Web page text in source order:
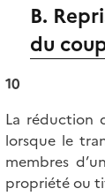
B.
du
10
La réduction
lorsque le
membres
propriété ou